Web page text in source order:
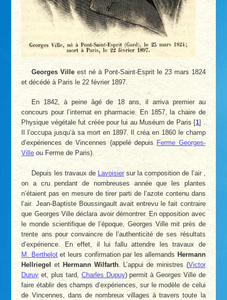
Georges Ville est né à Pont-Saint-Esprit le 23 mars 1824
et décédé à Paris le 22 février 1897.
En 1842, à peine âgé de 18 ans, il arriva premier au
concours pour l’internat en pharmacie. En 1857, la chaire de
Physique végétale fut créée pour lui au Muséum de Paris [1] .
Il l’occupa jusqu’à sa mort en 1897. Il créa en 1860 le champ
d’expériences de Vincennes (appelé depuis Ferme Georges-
Ville ou Ferme de Paris).
Depuis les travaux deLavoisiersur la composition de l’air ,
on a cru pendant de nombreuses année que les plantes
n’étaient pas en mesure de tirer parti de l’azote contenu dans
l’air. Jean-Baptiste Boussingault avait entrevu le fait contraire
que Georges Ville déclara avoir démontrer. En opposition avec
le monde scientifique de l’époque, Georges Ville mit près de
trente ans pour convaincre de l’authenticité de ses résultats
d’expérience. En effet, il lui fallu attendre les travaux de
M. Berthelotet leurs confirmation par les allemands Hermann
Hellriegel et Hermann Wilfarth. L’appui de ministres (Victor
Duruy et, plus tard,Charles Dupuy) permit à Georges Ville de
faire établir des champs d’expériences, sur le modèle de celui
de Vincennes, dans de nombreux villages à travers toute la